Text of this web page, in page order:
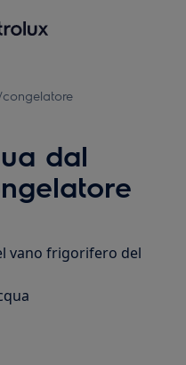
dal
vano frigorifero del